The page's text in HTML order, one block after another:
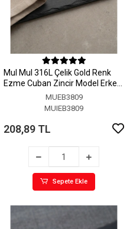
MuI MuI 316L Çelik Gold Renk
Ezme Cuban Zincir Model Erkek
MUEB3809
MUIEB3809
208,89 TL
Sepete Ekle